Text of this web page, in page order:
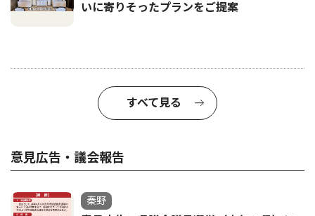
いに寄りそったプランをご提案
すべて見る
意見広告・議会報告
秦野